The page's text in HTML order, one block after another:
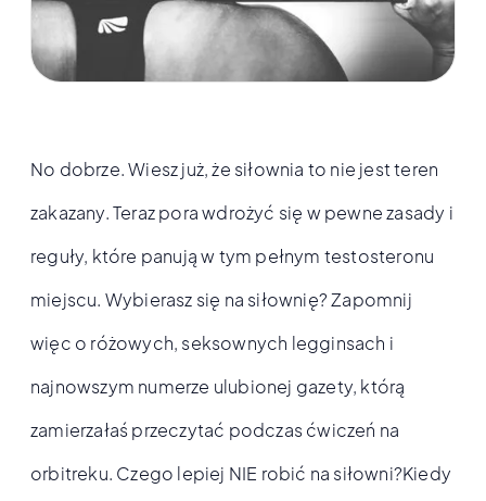
No dobrze. Wiesz już, że siłownia to nie jest teren
zakazany. Teraz pora wdrożyć się w pewne zasady i
reguły, które panują w tym pełnym testosteronu
miejscu. Wybierasz się na siłownię? Zapomnij
więc o różowych, seksownych legginsach i
najnowszym numerze ulubionej gazety, którą
zamierzałaś przeczytać podczas ćwiczeń na
orbitreku. Czego lepiej NIE robić na siłowni?Kiedy